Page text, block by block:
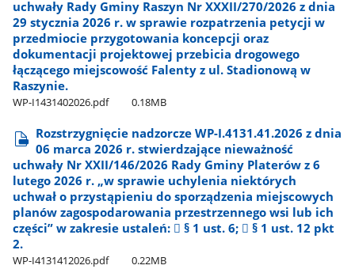
uchwały Rady Gminy Raszyn Nr XXXII/270/2026 z dnia
29 stycznia 2026 r. w sprawie rozpatrzenia petycji w
przedmiocie przygotowania koncepcji oraz
dokumentacji projektowej przebicia drogowego
łączącego miejscowość Falenty z ul. Stadionową w
Raszynie.
WP-I1431402026.pdf 0.18MB
Rozstrzygnięcie nadzorcze WP-I.4131.41.2026 z dnia
06 marca 2026 r. stwierdzające nieważność
uchwały Nr XXII/146/2026 Rady Gminy Platerów z 6
lutego 2026 r. „w sprawie uchylenia niektórych
uchwał o przystąpieniu do sporządzenia miejscowych
planów zagospodarowania przestrzennego wsi lub ich
części” w zakresie ustaleń:  § 1 ust. 6;  § 1 ust. 12 pkt
2.
WP-I4131412026.pdf 0.22MB